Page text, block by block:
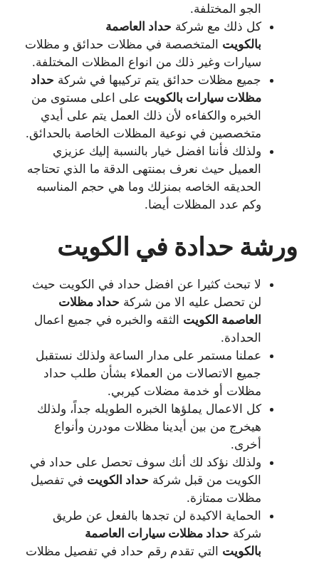
الجو المختلفة.
كل ذلك مع شركة حداد العاصمة
بالكويت المتخصصة في مظلات حدائق و مظلات
سيارات وغير ذلك من انواع المظلات المختلفة.
جميع مظلات حدائق يتم تركيبها في شركة حداد
مظلات سيارات بالكويت على اعلى مستوى من
الخبره والكفاءه لأن ذلك العمل يتم على أيدي
متخصصين في نوعية المظلات الخاصة بالحدائق.
ولذلك فأننا افضل خيار بالنسبة إليك عزيزي
العميل حيث نعرف بمنتهى الدقة ما الذي تحتاجه
الحديقه الخاصه بمنزلك وما هي حجم المناسبه
وكم عدد المظلات أيضا.
ورشة حدادة في الكويت
لا تبحث كثيرا عن افضل حداد في الكويت حيث
لن تحصل عليه الا من شركة حداد مظلات
العاصمة الكويت الثقه والخبره في جميع اعمال
الحدادة.
عملنا مستمر على مدار الساعة ولذلك نستقبل
جميع الاتصالات من العملاء بشأن طلب حداد
مظلات أو خدمة مضلات كيربي.
كل الاعمال يملؤها الخبره الطويله جداً، ولذلك
هيخرج من بين أيدينا مظلات مودرن وأنواع
أخرى.
ولذلك نؤكد لك أنك سوف تحصل على حداد في
الكويت من قبل شركة حداد الكويت في تفصيل
مظلات ممتازة.
الحماية الاكيدة لن تجدها بالفعل عن طريق
شركة حداد مظلات سيارات العاصمة
بالكويت التي تقدم رقم حداد في تفصيل مظلات